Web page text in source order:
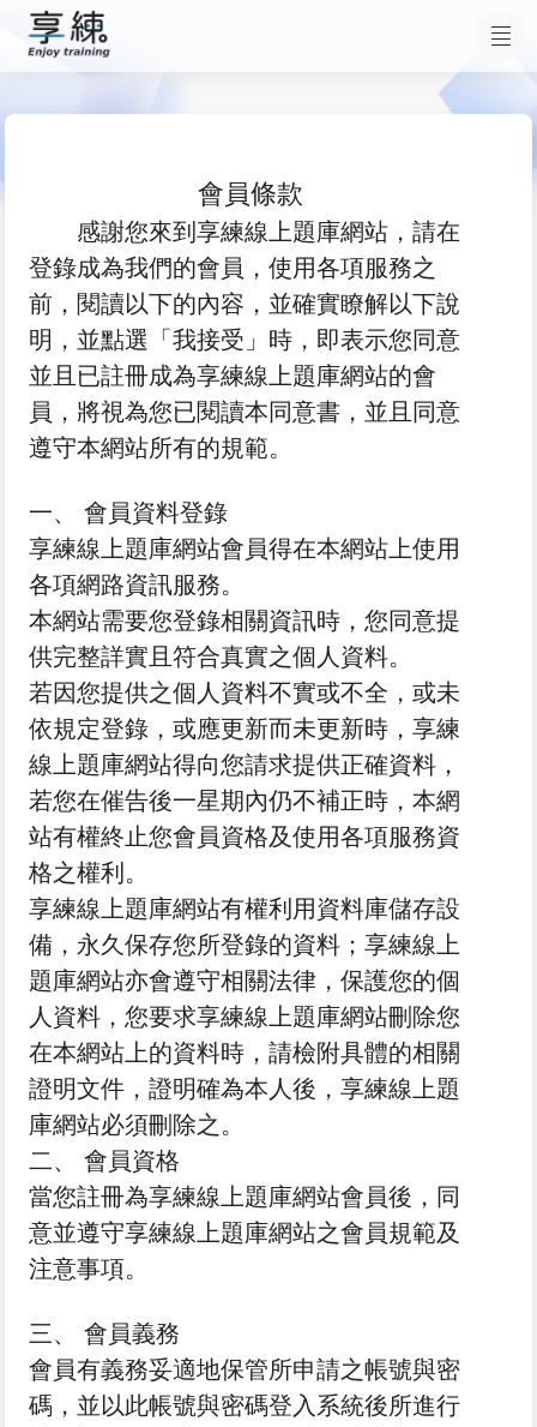
會員條款
感謝您來到享練線上題庫網站，請在
登錄成為我們的會員，使用各項服務之
前，閱讀以下的內容，並確實瞭解以下說
明，並點選「我接受」時，即表示您同意
並且已註冊成為享練線上題庫網站的會
員，將視為您已閱讀本同意書，並且同意
遵守本網站所有的規範。
一、 會員資料登錄
享練線上題庫網站會員得在本網站上使用
各項網路資訊服務。
本網站需要您登錄相關資訊時，您同意提
供完整詳實且符合真實之個人資料。
若因您提供之個人資料不實或不全，或未
依規定登錄，或應更新而未更新時，享練
線上題庫網站得向您請求提供正確資料，
若您在催告後一星期內仍不補正時，本網
站有權終止您會員資格及使用各項服務資
格之權利。
享練線上題庫網站有權利用資料庫儲存設
備，永久保存您所登錄的資料；享練線上
題庫網站亦會遵守相關法律，保護您的個
人資料，您要求享練線上題庫網站刪除您
在本網站上的資料時，請檢附具體的相關
證明文件，證明確為本人後，享練線上題
庫網站必須刪除之。
二、 會員資格
當您註冊為享練線上題庫網站會員後，同
意並遵守享練線上題庫網站之會員規範及
注意事項。
三、 會員義務
會員有義務妥適地保管所申請之帳號與密
碼，並以此帳號與密碼登入系統後所進行